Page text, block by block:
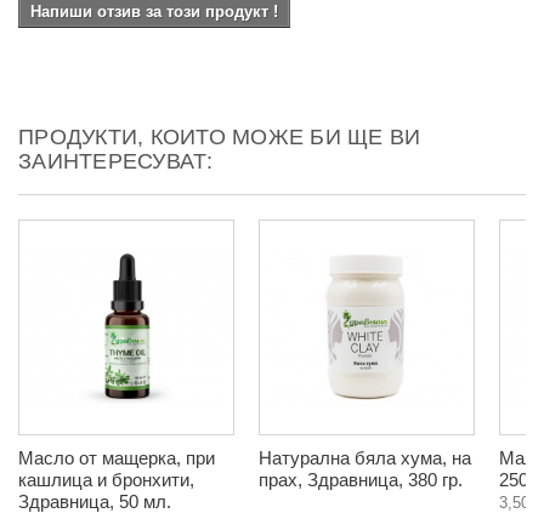
Напиши отзив за този продукт !
ПРОДУКТИ, КОИТО МОЖЕ БИ ЩЕ ВИ
ЗАИНТЕРЕСУВАТ:
Масло от мащерка, при
кашлица и бронхити,
Здравница, 50 мл.
Натурална бяла хума, на
прах, Здравница, 380 гр.
250
3,50 €